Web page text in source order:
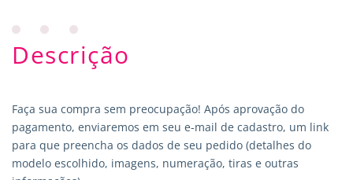
Descrição
Faça sua compra sem preocupação! Após aprovação do
pagamento, enviaremos em seu e-mail de cadastro, um link
para que preencha os dados de seu pedido (detalhes do
modelo escolhido, imagens, numeração, tiras e outras